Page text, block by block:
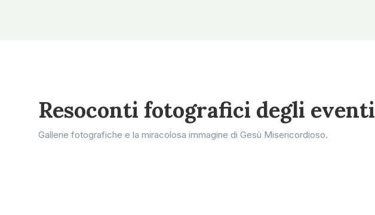
Resoconti fotografici degli eventi
Gallerie fotografiche e la miracolosa immagine di Gesù Misericordioso.